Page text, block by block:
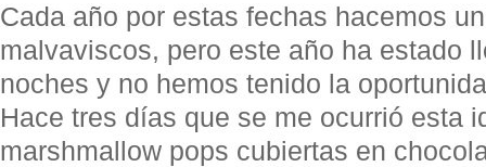
Cada año por estas fechas hacemos
malvaviscos, pero este año ha estado
noches y no hemos tenido la
Hace tres días que se me ocurrió esta
marshmallow pops cubiertas en